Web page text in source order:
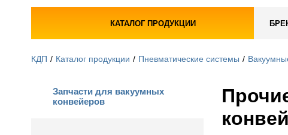
КАТАЛОГ ПРОДУКЦИИ
КДП Каталог продукции Пневматические системы
Запчасти для вакуумных
конвейеров